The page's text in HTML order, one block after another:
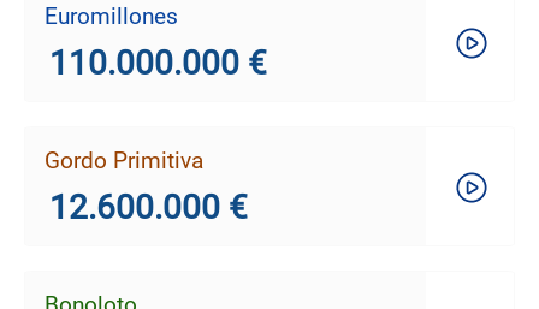
Euromillones
110.000.000 €
Gordo Primitiva
12.600.000 €